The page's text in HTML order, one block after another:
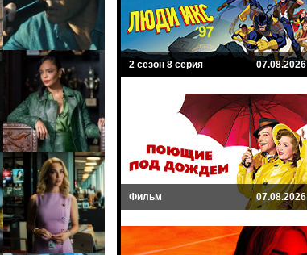
2 сезон 8 серия 07.08.2026
Фильм 07.08.2026